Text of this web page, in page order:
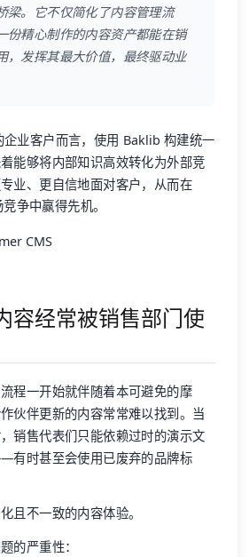
梁。它不仅简化了内容管理流
份精心制作的内容资产都能在销
，发挥其最大价值，最终驱动业
业客户而言，使用 Baklib 构建统一
能够将内部知识高效转化为外部竞
业、更自信地面对客户，从而在
争中赢得先机。
容经常被销售部门使
程一开始就伴随着本可避免的摩
伙伴更新的内容常常难以找到。当
销售代表们只能依赖过时的演示文
有时甚至会使用已废弃的品牌标
且不一致的内容体验。
的严重性：